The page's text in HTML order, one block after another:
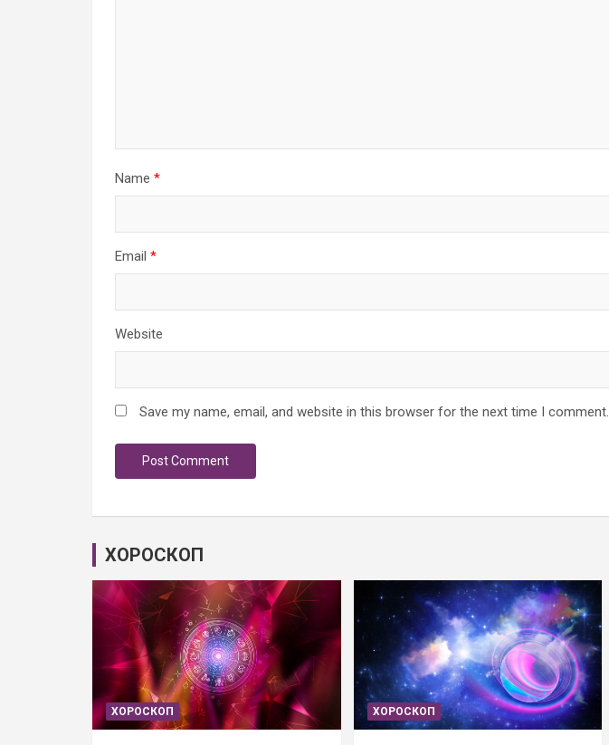
Name *
Email *
Website
Save my name, email, and website in this browser for the next time I comment.
ХОРОСКОП
ХОРОСКОП ХОРОСКОП